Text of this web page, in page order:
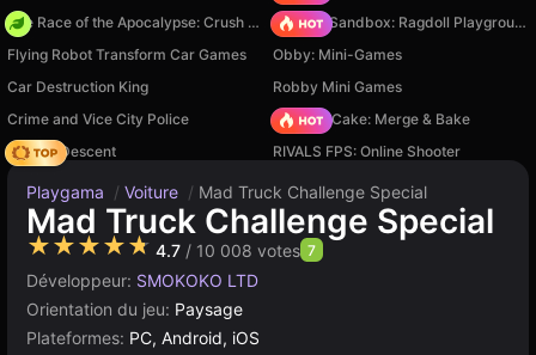
The Race of the Apocalypse: Crush the Zombies!
Sprunki Sandbox: Ragdoll Playground Mode
Flying Robot Transform Car Games
Obby: Mini-Games
Car Destruction King
Robby Mini Games
Crime and Vice City Police
Piece of Cake: Merge & Bake
Deadly Descent
RIVALS FPS: Online Shooter
Playgama / Voiture / Mad Truck Challenge Special
Mad Truck Challenge Special
★★★★★ 4.7 / 10 008 votes 7
Développeur: SMOKOKO LTD
Orientation du jeu: Paysage
Plateformes: PC, Android, iOS